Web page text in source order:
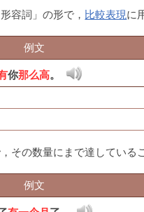
容詞」の形で， 比較表現に
例文
你那么高。
，その数量にまで達している
例文